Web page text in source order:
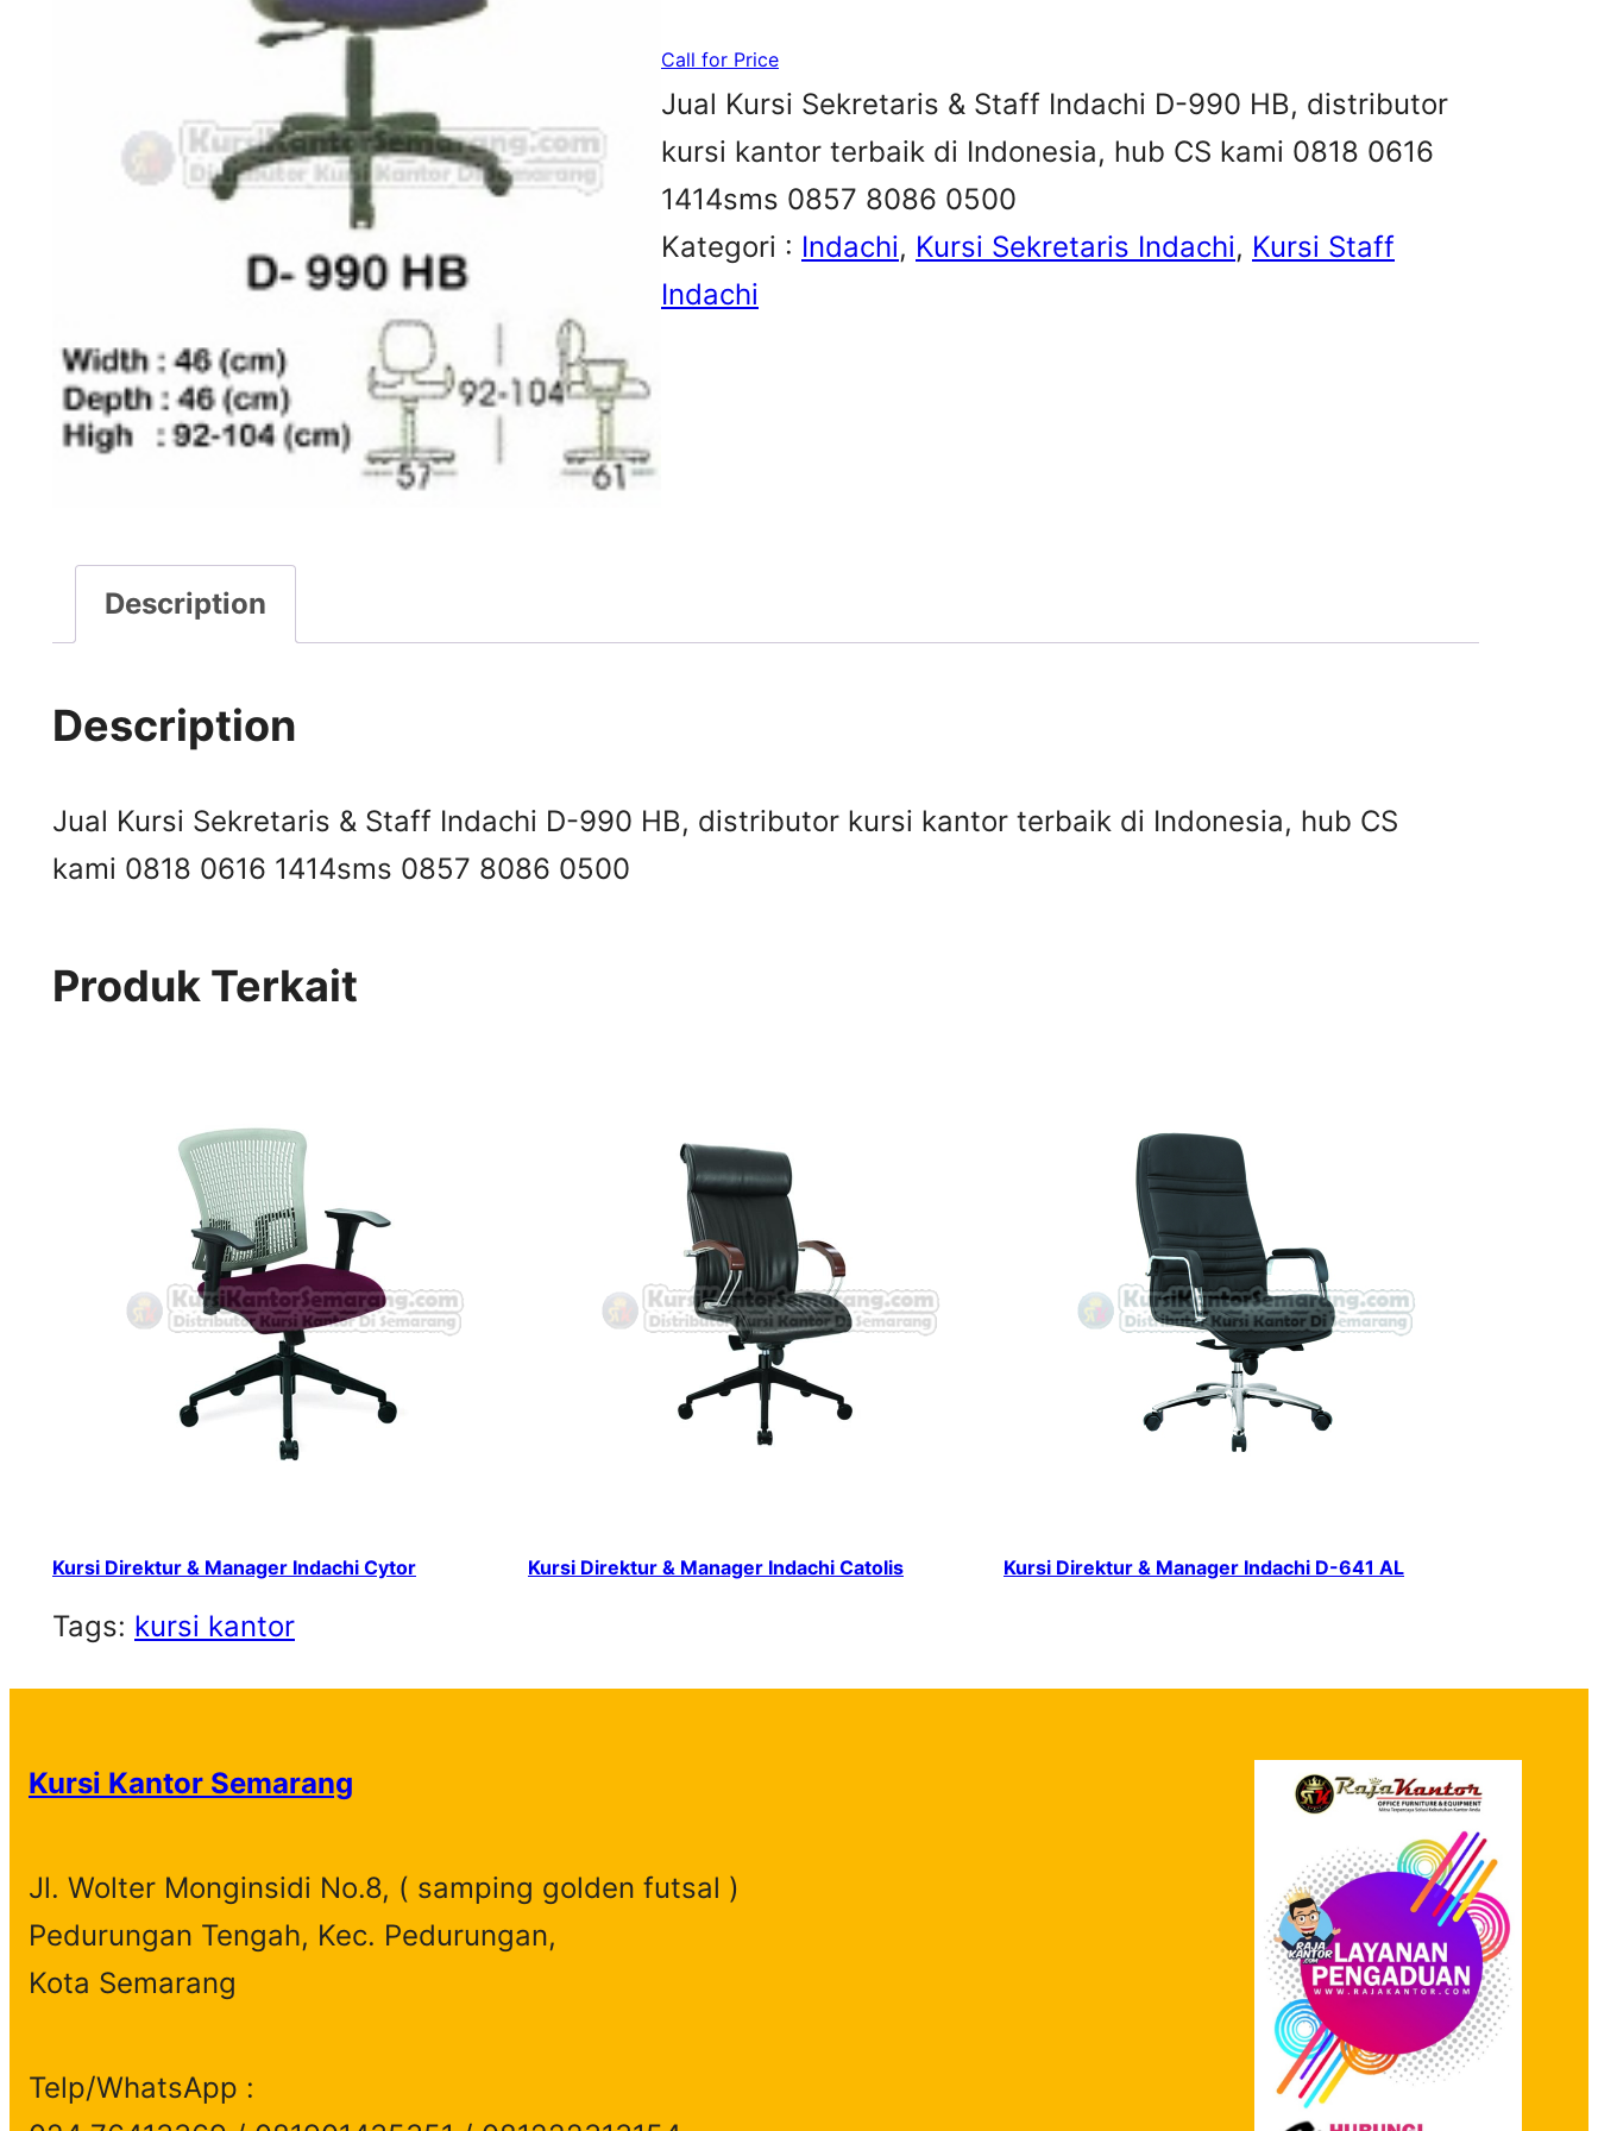
Call for Price
Jual Kursi Sekretaris & Staff Indachi D-990 HB, distributor
kursi kantor terbaik di Indonesia, hub CS kami 0818 0616
1414sms 0857 8086 0500
Kategori : Indachi, Kursi Sekretaris Indachi, Kursi Staff
Indachi
Description
Description
Jual Kursi Sekretaris & Staff Indachi D-990 HB, distributor kursi kantor terbaik di Indonesia, hub CS
kami 0818 0616 1414sms 0857 8086 0500
Produk Terkait
Kursi Direktur & Manager Indachi Cytor Kursi Direktur & Manager Indachi Catolis Kursi Direktur & Manager Indachi D-641 AL
Tags: kursi kantor
Kursi Kantor Semarang
Jl. Wolter Monginsidi No.8, ( samping golden futsal )
Pedurungan Tengah, Kec. Pedurungan,
Kota Semarang
Telp/WhatsApp :